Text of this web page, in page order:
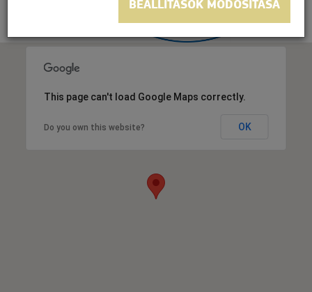
This page can't load Google Maps correctly.
Do you own this website? OK
BEÁLLÍTÁSOK MÓDOSÍTÁSA